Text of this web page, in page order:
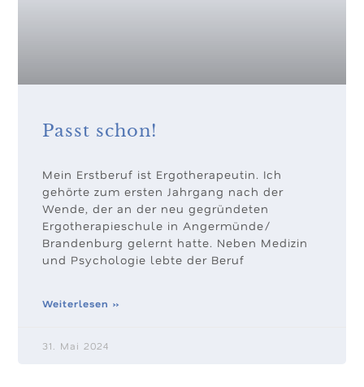
Passt schon!
Mein Erstberuf ist Ergotherapeutin. Ich
gehörte zum ersten Jahrgang nach der
Wende, der an der neu gegründeten
Ergotherapieschule in Angermünde/
Brandenburg gelernt hatte. Neben Medizin
und Psychologie lebte der Beruf
Weiterlesen »
31. Mai 2024